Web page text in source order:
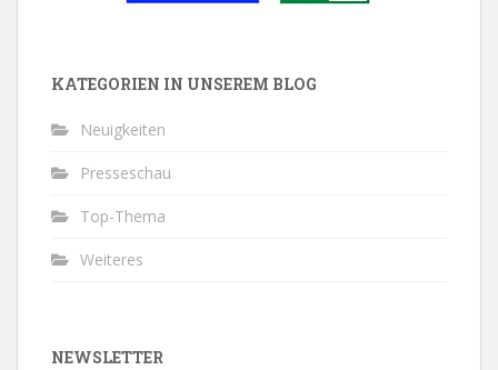
KATEGORIEN IN UNSEREM BLOG
Neuigkeiten
Presseschau
Top-Thema
Weiteres
NEWSLETTER